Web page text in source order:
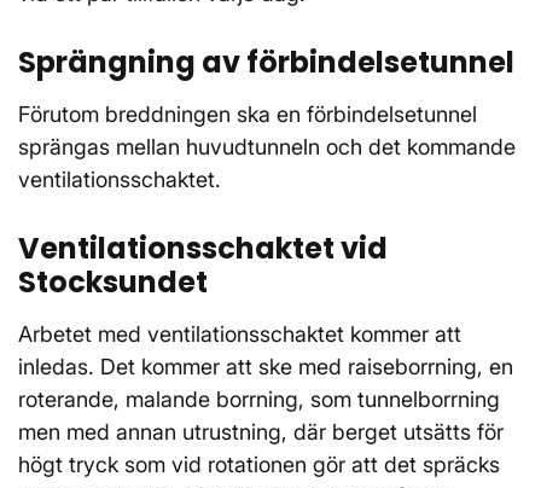
Sprängning av förbindelsetunnel
Förutom breddningen ska en förbindelsetunnel
sprängas mellan huvudtunneln och det kommande
ventilationsschaktet.
Ventilationsschaktet vid
Stocksundet
Arbetet med ventilationsschaktet kommer att
inledas. Det kommer att ske med raiseborrning, en
roterande, malande borrning, som tunnelborrning
men med annan utrustning, där berget utsätts för
högt tryck som vid rotationen gör att det spräcks